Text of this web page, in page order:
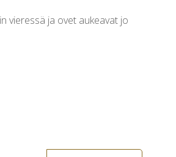
vieressä ja ovet aukeavat jo